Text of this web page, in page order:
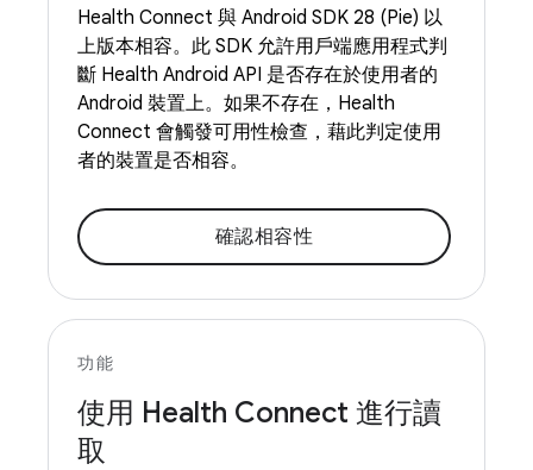
Health Connect 與 Android SDK 28 (Pie) 以
上版本相容。此 SDK 允許用戶端應用程式判
斷 Health Android API 是否存在於使用者的
Android 裝置上。如果不存在，Health
Connect 會觸發可用性檢查，藉此判定使用
者的裝置是否相容。
確認相容性
功能
使用 Health Connect 進行讀
取